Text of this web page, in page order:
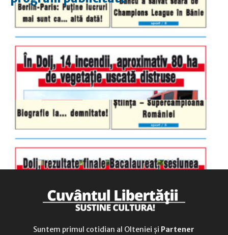
luni-vineri
9.00 - 17.00
duminică
9.00 - 12.00
Suntem primul cotidian al Olteniei și Partener